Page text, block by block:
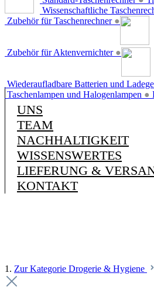
Wissenschaftliche
Zubehör für Taschenrechner ●
Zubehör für Aktenvernichter ●
Wiederaufladbare Batterien und
Taschenlampen und Halogenlampen ●
UNS
TEAM
NACHHALTIGKEIT
WISSENSWERTES
LIEFERUNG &
KONTAKT
1. Zur Kategorie Drogerie & Hygiene